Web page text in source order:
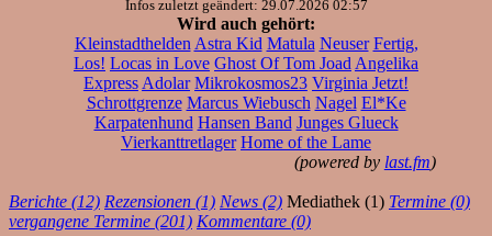
Infos zuletzt geändert: 29.07.2026 02:57
Wird auch gehört:
Kleinstadthelden Astra Kid Matula Neuser Fertig,
Los! Locas in Love Ghost Of Tom Joad Angelika
Express Adolar Mikrokosmos23 Virginia Jetzt!
Schrottgrenze Marcus Wiebusch Nagel El*Ke
Karpatenhund Hansen Band Junges Glueck
Vierkanttretlager Home of the Lame
(powered by last.fm)
Berichte (12) Rezensionen (1) News (2) Mediathek (1) Termine (0)
vergangene Termine (201) Kommentare (0)